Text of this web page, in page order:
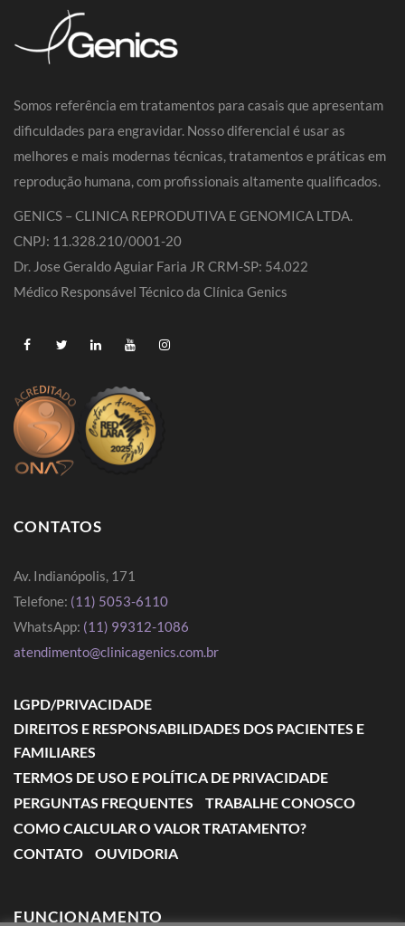
Somos referência em tratamentos para casais que apresentam
dificuldades para engravidar. Nosso diferencial é usar as
melhores e mais modernas técnicas, tratamentos e práticas em
reprodução humana, com profissionais altamente qualificados.
GENICS – CLINICA REPRODUTIVA E GENOMICA LTDA.
CNPJ: 11.328.210/0001-20
Dr. Jose Geraldo Aguiar Faria JR CRM-SP: 54.022
Médico Responsável Técnico da Clínica Genics
CONTATOS
Av. Indianópolis, 171
Telefone: (11) 5053-6110
WhatsApp: (11) 99312-1086
atendimento@clinicagenics.com.br
LGPD/PRIVACIDADE
DIREITOS E RESPONSABILIDADES DOS PACIENTES E
FAMILIARES
TERMOS DE USO E POLÍTICA DE PRIVACIDADE
PERGUNTAS FREQUENTES
TRABALHE CONOSCO
COMO CALCULAR O VALOR TRATAMENTO?
CONTATO
OUVIDORIA
FUNCIONAMENTO